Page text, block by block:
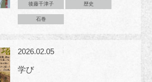
後藤千津子 歴史
石巻
2026.02.05
学び